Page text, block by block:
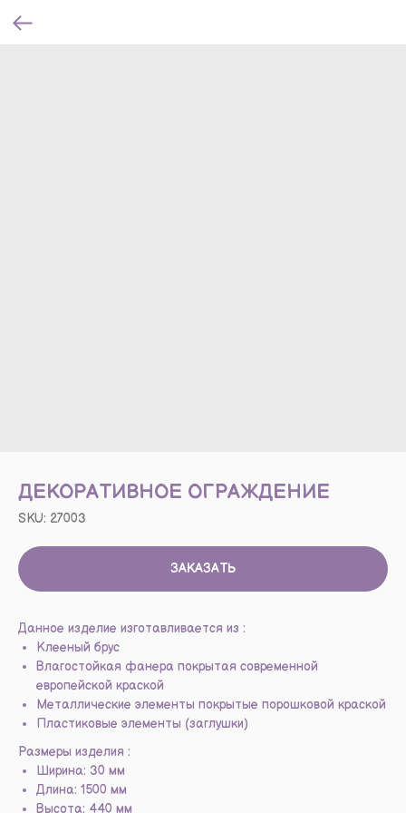
ДЕКОРАТИВНОЕ ОГРАЖДЕНИЕ
SKU: 27003
ЗАКАЗАТЬ
Данное изделие изготавливается из :
Клееный брус
Влагостойкая фанера покрытая современной
европейской краской
Металлические элементы покрытые порошковой краской
Пластиковые элементы (заглушки)
Размеры изделия :
Ширина: 30 мм
Длина: 1500 мм
Высота: 440 мм